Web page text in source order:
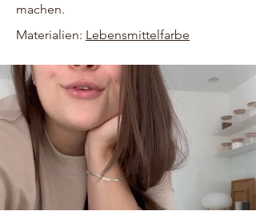
machen.
Materialien: Lebensmittelfarbe